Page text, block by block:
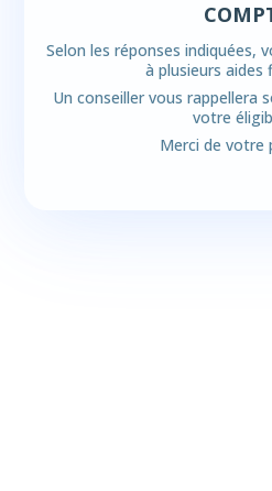
Selon les réponses indiquées,
à plusieurs aides
Un conseiller vous rappellera
votre
Merci de votre